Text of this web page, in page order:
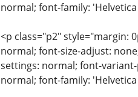
normal; font-family:
<p class="p2" style="margin:
normal; font-size-adjust:
settings: normal; font-
normal; font-family: